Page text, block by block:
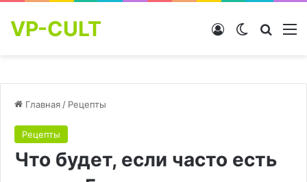
VP-CULT Switch skin
Войти
Главная / Рецепты
Рецепты
Что будет, если часто есть